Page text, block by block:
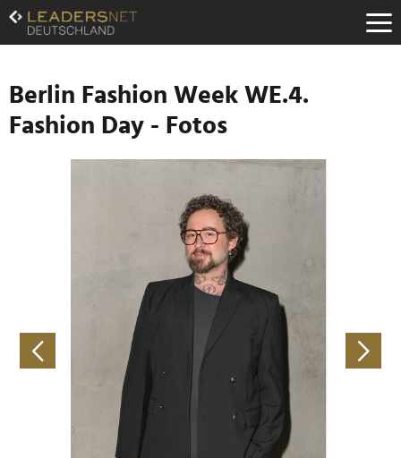
Zum
Inhalt
Zur
Navigation
Zur
Hauptnavigation
Berlin Fashion Week WE.4.
Fashion Day - Fotos